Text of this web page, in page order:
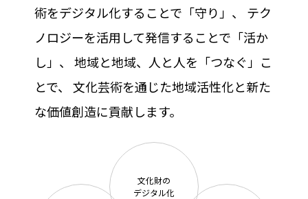
術をデジタル化することで「守り」、
テク
ノロジーを活用して発信することで「活か
し」、
地域と地域、人と人を「つなぐ」こ
とで、
文化芸術を通じた地域活性化と新た
な価値創造に貢献します。
文化財の
デジタル化